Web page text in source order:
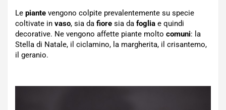
Le piante vengono colpite prevalentemente su specie
coltivate in vaso, sia da fiore sia da foglia e quindi
decorative. Ne vengono affette piante molto comuni: la
Stella di Natale, il ciclamino, la margherita, il crisantemo,
il geranio.